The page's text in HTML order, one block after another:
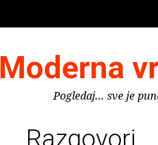
Moderna
Pogledaj... sve je
Razgovori